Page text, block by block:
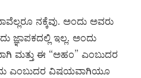
ನಕ್ಕೆವು. ಅಂದು ಅವರು
ಜ್ಞಾಪಕದಲ್ಲಿ ಇಲ್ಲ. ಅಂದು
ಮತ್ತು ಈ “ಅಹಂ” ಎಂಬುದರ
ಎಂಬುದರ ವಿಷಯವಾಗಿಯೂ